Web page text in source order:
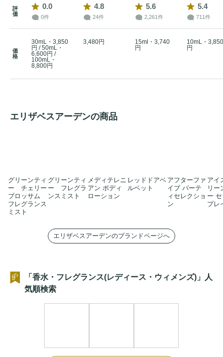
いリラックス 感を演出しています。
評
価
0.0
0件
4.8
24件
5.6
2,261件
5.4
711件
価
格
30mL・3,850
円 / 50mL・
6,600円 /
100mL・
8,800円
3,480円
15ml・3,740
円
10mL・3,850
円
エリザベスアーデンの商品
グリーンティ
ー チェリー
ブロッサム
フレグランス
ミスト
グリーンティ
ー フレグラ
ンスミスト
メディテレニ
アン ボディ
ローション
レッドドアベ
ルベット
アフターファ
イブ パーテ
ィセレクショ
ン
アイ
リー
ー
プレ
エリザベスアーデンのブランドページへ
「香水・フレグランス(レディース・ウィメンズ)」人
気順検索